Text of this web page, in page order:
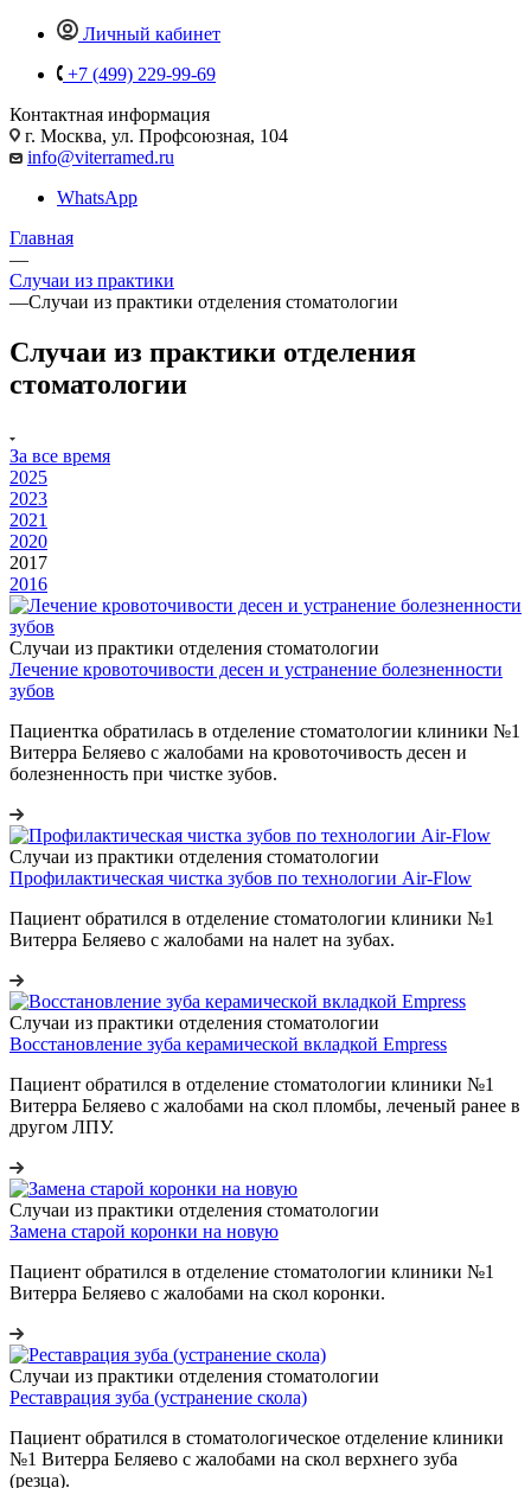
Личный кабинет
+7 (499) 229-99-69
Контактная информация
г. Москва, ул. Профсоюзная, 104
info@viterramed.ru
WhatsApp
Главная
—
Случаи из практики
—Случаи из практики отделения стоматологии
Случаи из практики отделения
стоматологии
За все время
2025
2023
2021
2020
2017
2016
Случаи из практики отделения стоматологии
Лечение кровоточивости десен и устранение болезненности
зубов
Пациентка обратилась в отделение стоматологии клиники №1
Витерра Беляево с жалобами на кровоточивость десен и
болезненность при чистке зубов.
Случаи из практики отделения стоматологии
Профилактическая чистка зубов по технологии Air-Flow
Пациент обратился в отделение стоматологии клиники №1
Витерра Беляево с жалобами на налет на зубах.
Случаи из практики отделения стоматологии
Восстановление зуба керамической вкладкой Empress
Пациент обратился в отделение стоматологии клиники №1
Витерра Беляево с жалобами на скол пломбы, леченый ранее в
другом ЛПУ.
Случаи из практики отделения стоматологии
Замена старой коронки на новую
Пациент обратился в отделение стоматологии клиники №1
Витерра Беляево с жалобами на скол коронки.
Случаи из практики отделения стоматологии
Реставрация зуба (устранение скола)
Пациент обратился в стоматологическое отделение клиники
№1 Витерра Беляево с жалобами на скол верхнего зуба
(резца).